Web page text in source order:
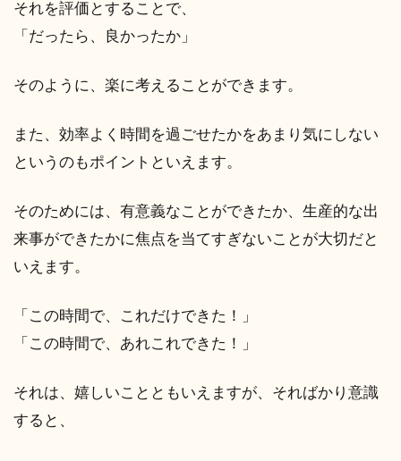
それを評価とすることで、
「だったら、良かったか」
そのように、楽に考えることができます。
また、効率よく時間を過ごせたかをあまり気にしない
というのもポイントといえます。
そのためには、有意義なことができたか、生産的な出
来事ができたかに焦点を当てすぎないことが大切だと
いえます。
「この時間で、これだけできた！」
「この時間で、あれこれできた！」
それは、嬉しいことともいえますが、そればかり意識
すると、